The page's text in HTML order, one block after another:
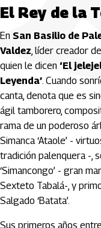
El Rey de la
En San Basilio de
Valdez, líder creador de
quien le dicen ‘El
Leyenda’. Cuando
canta, denota que es
ágil tamborero,
rama de un poderoso
Simanca ‘Ataole’ -
tradición palenquera -,
‘Simancongo’ - gran
Sexteto Tabalá-, y
Salgado ‘Batata’.
Sus primeros años